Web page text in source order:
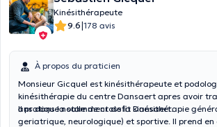
Kinésithérapeute
9.6|178 avis
À propos du praticien
Monsieur Gicquel est kinésithérapeute et
kinésithérapie du centre Dansaert apres avoir
ans dans la salle de crossfit Dansaert.
Il pratique notamment de la kinésithérapie
geriatrique, neurologique) et sportive. Il prend en